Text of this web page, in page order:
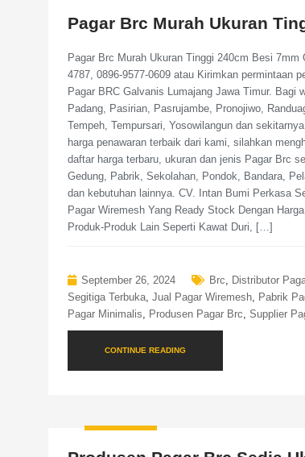
Pagar Brc Murah Ukuran
Pagar Brc Murah Ukuran Tinggi 240cm Besi
4787, 0896-9577-0609 atau Kirimkan permintaan
Pagar BRC Galvanis Lumajang Jawa Timur. Bagi
Padang, Pasirian, Pasrujambe, Pronojiwo,
Tempeh, Tempursari, Yosowilangun dan
harga penawaran terbaik dari kami, silahkan
daftar harga terbaru, ukuran dan jenis Pagar Brc
Gedung, Pabrik, Sekolahan, Pondok, Bandara,
dan kebutuhan lainnya. CV. Intan Bumi Perkasa
Pagar Wiremesh Yang Ready Stock Dengan
Produk-Produk Lain Seperti Kawat Duri, […]
September 26, 2024 Brc, Distributor
Segitiga Terbuka, Jual Pagar Wiremesh, Pabrik
Pagar Minimalis, Produsen Pagar Brc, Supplier
CONTINUE READING